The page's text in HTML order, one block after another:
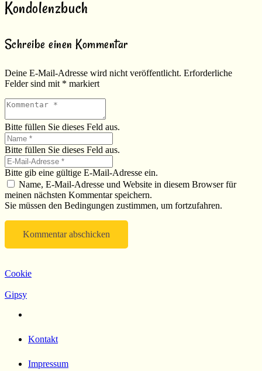
Kondolenzbuch
Schreibe einen Kommentar
Deine E-Mail-Adresse wird nicht veröffentlicht. Erforderliche
Felder sind mit * markiert
Bitte füllen Sie dieses Feld aus.
Bitte füllen Sie dieses Feld aus.
Bitte gib eine gültige E-Mail-Adresse ein.
Name, E-Mail-Adresse und Website in diesem Browser für
meinen nächsten Kommentar speichern.
Sie müssen den Bedingungen zustimmen, um fortzufahren.
Kommentar abschicken
Cookie
Gipsy
Kontakt
Impressum